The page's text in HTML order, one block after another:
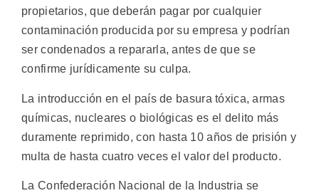
propietarios, que deberán pagar por cualquier
contaminación producida por su empresa y podrían
ser condenados a repararla, antes de que se
confirme jurídicamente su culpa.
La introducción en el país de basura tóxica, armas
químicas, nucleares o biológicas es el delito más
duramente reprimido, con hasta 10 años de prisión y
multa de hasta cuatro veces el valor del producto.
La Confederación Nacional de la Industria se